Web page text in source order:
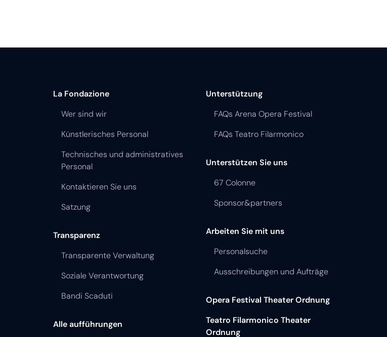
La Fondazione
Wer sind wir
Künstlerisches Personal
Technisches und administratives
Personal
Kontaktieren Sie uns
Satzung
Transparenz
Transparente Verwaltung
Soziale Verantwortung
Bandi Scaduti
Alle aufführungen
Unterstützung
FAQs Arena Opera Festival
FAQs Teatro Filarmonico
Unterstützen Sie uns
67 Colonne
Sponsor&partners
Arbeiten Sie mit uns
Personalsuche
Ausschreibungen und Aufträge
Opera Festival Theater Ordnung
Teatro Filarmonico Theater
Ordnung